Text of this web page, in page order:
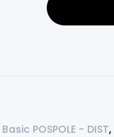
Basic POSPOLE - DIST,